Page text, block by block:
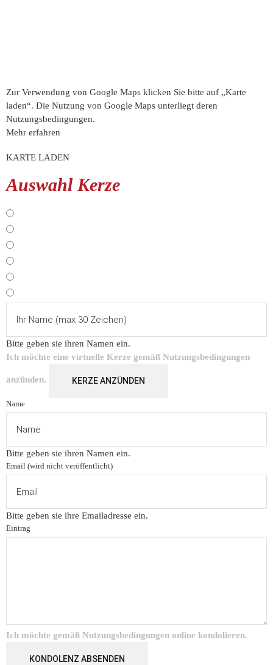
Zur Verwendung von Google Maps klicken Sie bitte auf „Karte
laden“. Die Nutzung von Google Maps unterliegt deren
Nutzungsbedingungen.
Mehr erfahren
KARTE LADEN
Auswahl Kerze
Bitte geben sie ihren Namen ein.
Ich möchte eine virtuelle Kerze gemäß Nutzungsbedingungen
anzünden. KERZE ANZÜNDEN
Name
Bitte geben sie ihren Namen ein.
Email (wird nicht veröffentlicht)
Bitte geben sie ihre Emailadresse ein.
Eintrag
Ich möchte gemäß Nutzungsbedingungen online kondolieren.
KONDOLENZ ABSENDEN